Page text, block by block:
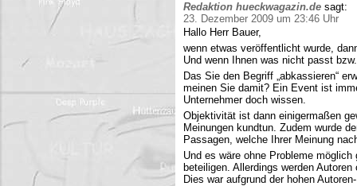
Redaktion hueckwagazin.de sagt:
23. Dezember 2009 um 23:46 Uhr
Hallo Herr Bauer,
wenn etwas veröffentlicht wurde,
Und wenn Ihnen was nicht passt
Das Sie den Begriff „abkassieren“
meinen Sie damit? Ein Event ist
Unternehmer doch wissen.
Objektivität ist dann einigermaßen
Meinungen kundtun. Zudem wurde
Passagen, welche Ihrer Meinung
Und es wäre ohne Probleme
beteiligen. Allerdings werden
Dies war aufgrund der hohen